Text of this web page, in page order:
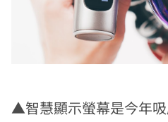
▲智慧顯示螢幕是今年